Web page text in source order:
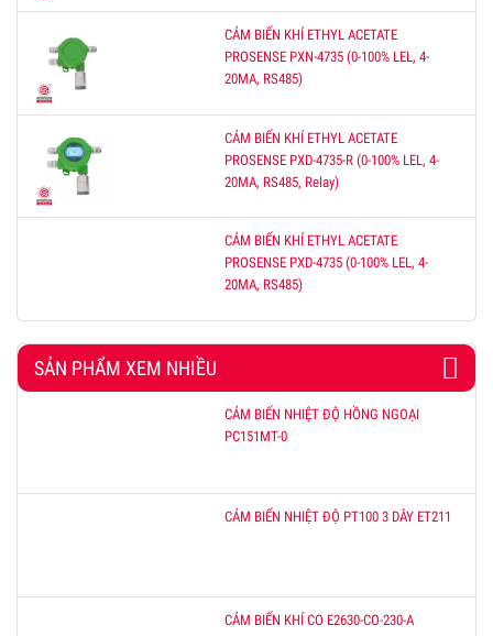
CẢM BIẾN KHÍ ETHYL ACETATE
PROSENSE PXN-4735 (0-100% LEL, 4-
20MA, RS485)
CẢM BIẾN KHÍ ETHYL ACETATE
PROSENSE PXD-4735-R (0-100% LEL, 4-
20MA, RS485, Relay)
CẢM BIẾN KHÍ ETHYL ACETATE
PROSENSE PXD-4735 (0-100% LEL, 4-
20MA, RS485)
SẢN PHẨM XEM NHIỀU
CẢM BIẾN NHIỆT ĐỘ HỒNG NGOẠI
PC151MT-0
CẢM BIẾN NHIỆT ĐỘ PT100 3 DÂY ET211
CẢM BIẾN KHÍ CO E2630-CO-230-A